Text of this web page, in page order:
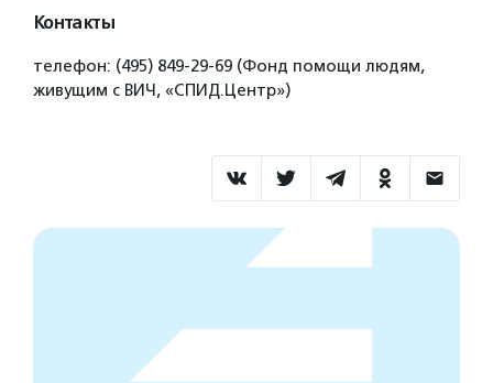
Контакты
телефон: (495) 849-29-69 (Фонд помощи людям,
живущим с ВИЧ, «СПИД.Центр»)